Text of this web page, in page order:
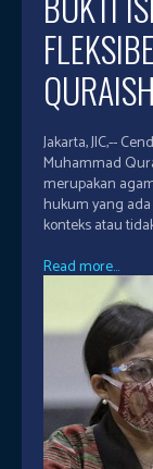
Jakarta, JIC,--
Muhammad
merupakan agama yang
hukum yang
konteks atau
Read more...